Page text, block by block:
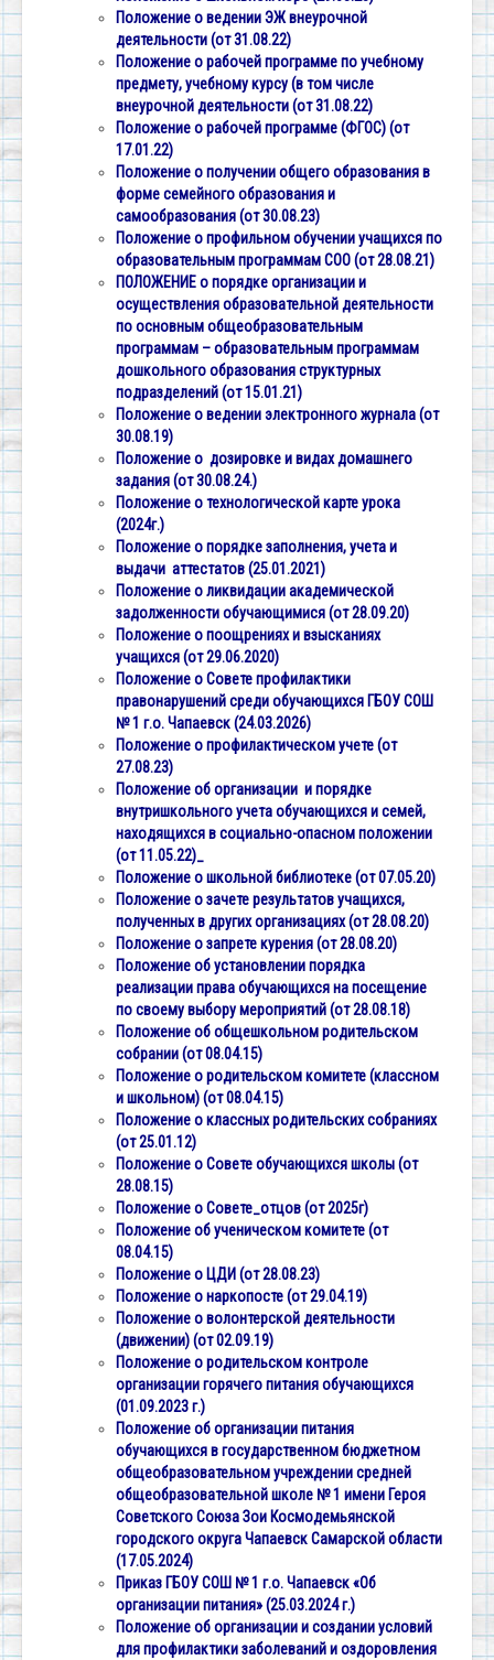
Положение о ведении ЭЖ внеурочной
деятельности (от 31.08.22)
Положение о рабочей программе по учебному
предмету, учебному курсу (в том числе
внеурочной деятельности(от 31.08.22)
Положение о рабочей программе (ФГОС) (от
17.01.22)
Положение о получении общего образования в
форме семейного образования и
самообразования (от 30.08.23)
Положение о профильном обучении учащихся по
образовательным программам СОО (от 28.08.21)
ПОЛОЖЕНИЕ о порядке организации и
осуществления образовательной деятельности
по основным общеобразовательным
программам – образовательным программам
дошкольного образования структурных
подразделений (от 15.01.21)
Положение о ведении электронного журнала(от
30.08.19)
Положение о дозировке и видах домашнего
задания (от 30.08.24.)
Положение о технологической карте урока
(2024г.)
Положение о порядке заполнения, учета и
выдачи аттестатов (25.01.2021)
Положение о ликвидации академической
задолженности обучающимися (от 28.09.20)
Положение о поощрениях и взысканиях
учащихся (от 29.06.2020)
Положение о Совете профилактики
правонарушений среди обучающихся ГБОУ СОШ
№ 1 г.о. Чапаевск (24.03.2026)
Положение о профилактическом учете (от
27.08.23)
Положение об организации и порядке
внутришкольного учета обучающихся и семей,
находящихся в социально-опасном положении
(от 11.05.22)_
Положение о школьной библиотеке (от 07.05.20)
Положение о зачете результатов учащихся,
полученных в других организациях (от 28.08.20)
Положение о запрете курения (от 28.08.20)
Положение об установлении порядка
реализации права обучающихся на посещение
по своему выбору мероприятий (от 28.08.18)
Положение об общешкольном родительском
собрании (от 08.04.15)
Положение о родительском комитете (классном
и школьном) (от 08.04.15)
Положение о классных родительских собраниях
(от 25.01.12)
Положение о Совете обучающихся школы (от
28.08.15)
Положение о Совете_отцов (от 2025г)
Положение об ученическом комитете (от
08.04.15)
Положение о ЦДИ (от 28.08.23)
Положение о наркопосте (от 29.04.19)
Положение о волонтерской деятельности
(движении) (от 02.09.19)
Положение о родительском контроле
организации горячего питания обучающихся
(01.09.2023 г.)
Положение об организации питания
обучающихся в государственном бюджетном
общеобразовательном учреждении средней
общеобразовательной школе № 1 имени Героя
Советского Союза Зои Космодемьянской
городского округа Чапаевск Самарской области
(17.05.2024)
Приказ ГБОУ СОШ № 1 г.о. Чапаевск «Об
организации питания» (25.03.2024 г.)
Положение об организации и создании условий
для профилактики заболеваний и оздоровления